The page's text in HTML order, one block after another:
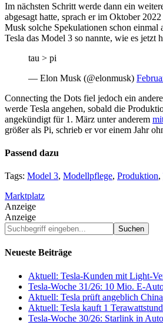
Im nächsten Schritt werde dann ein
abgesagt hatte, sprach er im Oktober
Musk solche Spekulationen schon
Tesla das Model 3 so nannte, wie es jetzt
tau > pi
— Elon Musk (@elonmusk)
Connecting the Dots fiel jedoch ein
werde Tesla angehen, sobald die
angekündigt für 1. März unter anderem
größer als Pi, schrieb er vor einem Jahr
Passend dazu
Tags: Model 3, Modellpflege, Produktion,
Marktplatz
Anzeige
Anzeige
Suchbegriff
eingeben...
Neueste Beiträge
Aktuell: Tesla-Kunden mit Light-
Tesla-Woche 31/26: 10 Mio. E-
Aktuell: Tesla prüft angeblich
Aktuell: Tesla kauft 1
Tesla-Woche 30/26: Starlink in